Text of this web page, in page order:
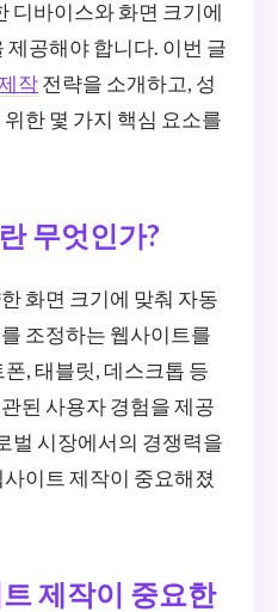
디바이스와 화면 크기에
공해야 합니다. 이번 글
작전략을 소개하고, 성
한 몇 가지 핵심 요소를
무엇인가?
화면 크기에 맞춰 자동
조정하는 웹사이트를
, 태블릿, 데스크톱 등
된 사용자 경험을 제공
벌 시장에서의 경쟁력을
이트 제작이 중요해졌
제작이 중요한